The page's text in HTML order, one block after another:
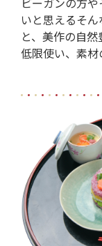
いと思えるそ
と、美作の自
低限使い、素材